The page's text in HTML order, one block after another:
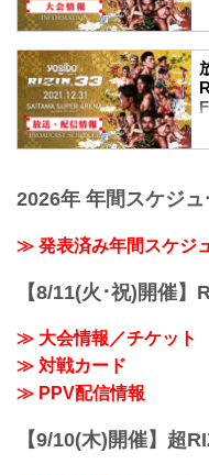
2026年 年間スケジュ
≫ 発表済み年間スケジ
【8/11(火･祝)開催
≫ 大会情報／チケット
≫ 対戦カード
≫ PPV配信情報
【9/10(木)開催】超